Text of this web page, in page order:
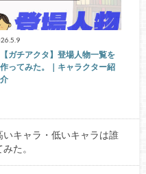
【ガチアクタ】登場人物一覧を
作ってみた。｜キャラクター紹
介
いキャラ・低いキャラは誰
た。